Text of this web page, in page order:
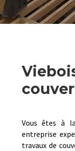
Vous êtes à
entreprise
travaux de